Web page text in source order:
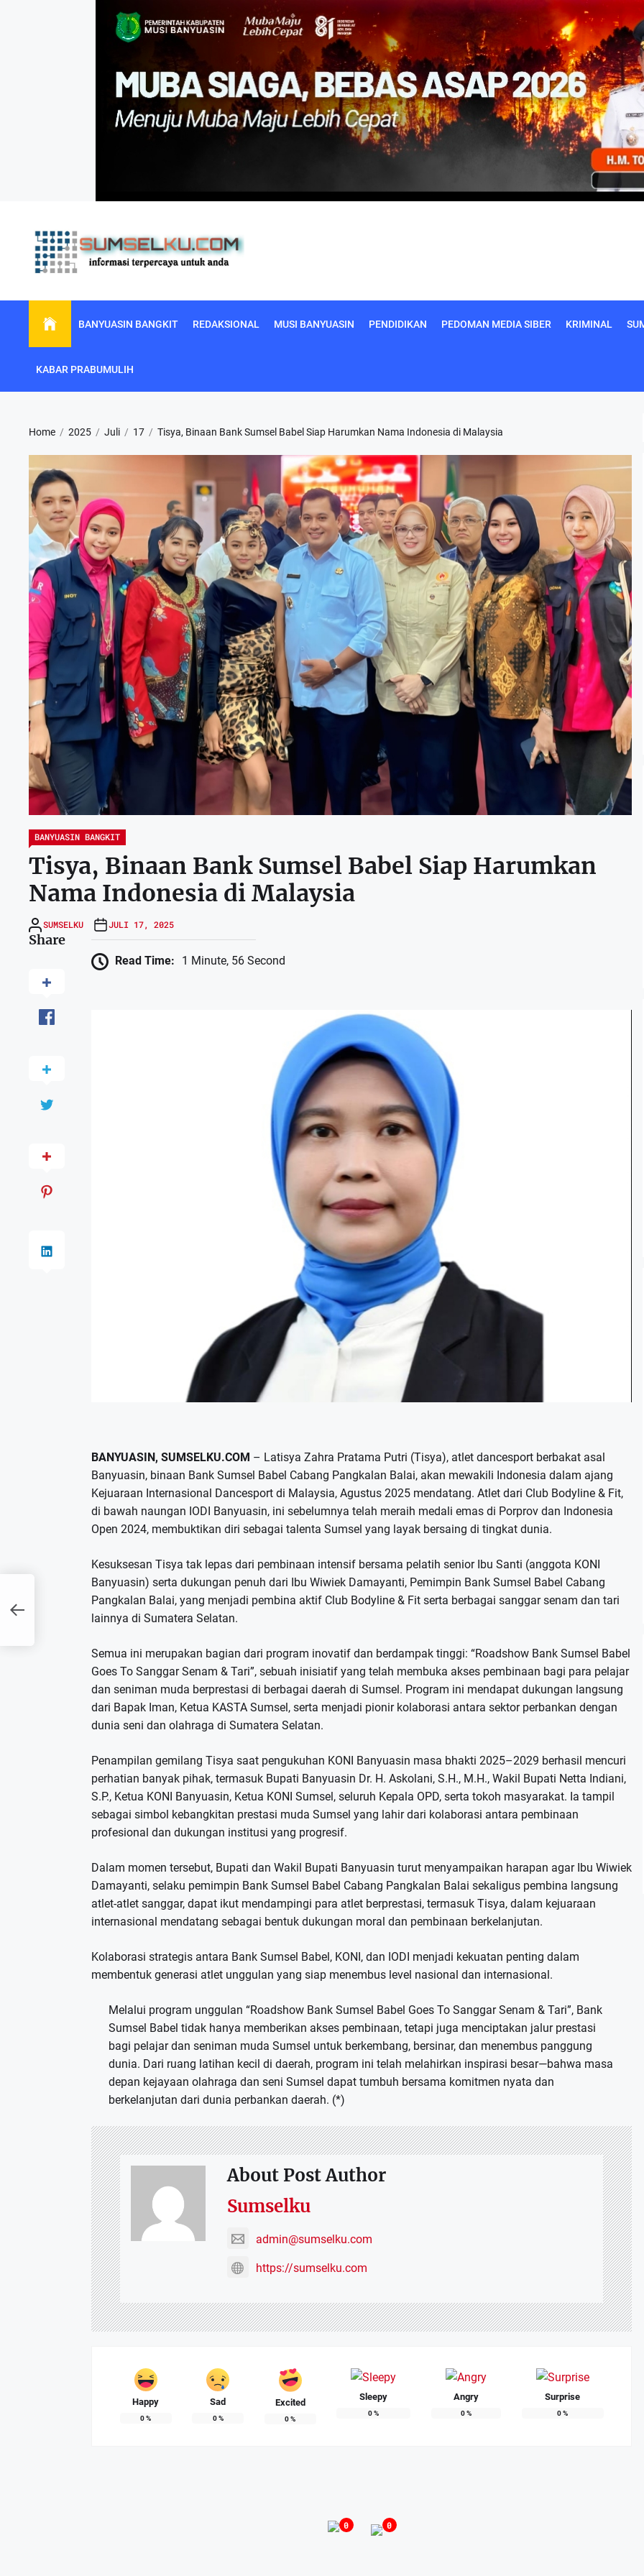
BANYUASIN BANGKIT REDAKSIONAL MUSI BANYUASIN PENDIDIKAN PEDOMAN MEDIA SIBER KRIMINAL
KABAR PRABUMULIH
Home 2025 Juli 17 Tisya, Binaan Bank Sumsel Babel Siap Harumkan Nama Indonesia di Malaysia
BANYUASIN BANGKIT
Tisya, Binaan Bank Sumsel Babel Siap Harumkan
Nama Indonesia di Malaysia
SUMSELKU JULI 17, 2025
Share
Read Time: 1 Minute, 56 Second
BANYUASIN, SUMSELKU.COM – Latisya Zahra Pratama Putri (Tisya), atlet dancesport berbakat asal
Banyuasin, binaan Bank Sumsel Babel Cabang Pangkalan Balai, akan mewakili Indonesia dalam ajang
Kejuaraan Internasional Dancesport di Malaysia, Agustus 2025 mendatang. Atlet dari Club Bodyline & Fit,
di bawah naungan IODI Banyuasin, ini sebelumnya telah meraih medali emas di Porprov dan Indonesia
Open 2024, membuktikan diri sebagai talenta Sumsel yang layak bersaing di tingkat dunia.
Kesuksesan Tisya tak lepas dari pembinaan intensif bersama pelatih senior Ibu Santi (anggota KONI
Banyuasin) serta dukungan penuh dari Ibu Wiwiek Damayanti, Pemimpin Bank Sumsel Babel Cabang
Pangkalan Balai, yang menjadi pembina aktif Club Bodyline & Fit serta berbagai sanggar senam dan tari
lainnya di Sumatera Selatan.
Semua ini merupakan bagian dari program inovatif dan berdampak tinggi: “Roadshow Bank Sumsel Babel
Goes To Sanggar Senam & Tari”, sebuah inisiatif yang telah membuka akses pembinaan bagi para pelajar
dan seniman muda berprestasi di berbagai daerah di Sumsel. Program ini mendapat dukungan langsung
dari Bapak Iman, Ketua KASTA Sumsel, serta menjadi pionir kolaborasi antara sektor perbankan dengan
dunia seni dan olahraga di Sumatera Selatan.
Penampilan gemilang Tisya saat pengukuhan KONI Banyuasin masa bhakti 2025–2029 berhasil mencuri
perhatian banyak pihak, termasuk Bupati Banyuasin Dr. H. Askolani, S.H., M.H., Wakil Bupati Netta Indiani,
S.P., Ketua KONI Banyuasin, Ketua KONI Sumsel, seluruh Kepala OPD, serta tokoh masyarakat. Ia tampil
sebagai simbol kebangkitan prestasi muda Sumsel yang lahir dari kolaborasi antara pembinaan
profesional dan dukungan institusi yang progresif.
Dalam momen tersebut, Bupati dan Wakil Bupati Banyuasin turut menyampaikan harapan agar Ibu Wiwiek
Damayanti, selaku pemimpin Bank Sumsel Babel Cabang Pangkalan Balai sekaligus pembina langsung
atlet-atlet sanggar, dapat ikut mendampingi para atlet berprestasi, termasuk Tisya, dalam kejuaraan
internasional mendatang sebagai bentuk dukungan moral dan pembinaan berkelanjutan.
Kolaborasi strategis antara Bank Sumsel Babel, KONI, dan IODI menjadi kekuatan penting dalam
membentuk generasi atlet unggulan yang siap menembus level nasional dan internasional.
Melalui program unggulan “Roadshow Bank Sumsel Babel Goes To Sanggar Senam & Tari”, Bank
Sumsel Babel tidak hanya memberikan akses pembinaan, tetapi juga menciptakan jalur prestasi
bagi pelajar dan seniman muda Sumsel untuk berkembang, bersinar, dan menembus panggung
dunia. Dari ruang latihan kecil di daerah, program ini telah melahirkan inspirasi besar—bahwa masa
depan kejayaan olahraga dan seni Sumsel dapat tumbuh bersama komitmen nyata dan
berkelanjutan dari dunia perbankan daerah. (*)
About Post Author
Sumselku
admin@sumselku.com
https://sumselku.com
Happy
0%
Sad
0%
Excited
0%
Sleepy
0%
Angry
0%
Surprise
0%
0 0